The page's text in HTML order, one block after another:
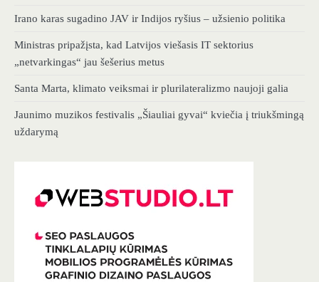
Irano karas sugadino JAV ir Indijos ryšius – užsienio politika
Ministras pripažįsta, kad Latvijos viešasis IT sektorius
„netvarkingas“ jau šešerius metus
Santa Marta, klimato veiksmai ir plurilateralizmo naujoji galia
Jaunimo muzikos festivalis „Šiauliai gyvai“ kviečia į triukšmingą
uždarymą